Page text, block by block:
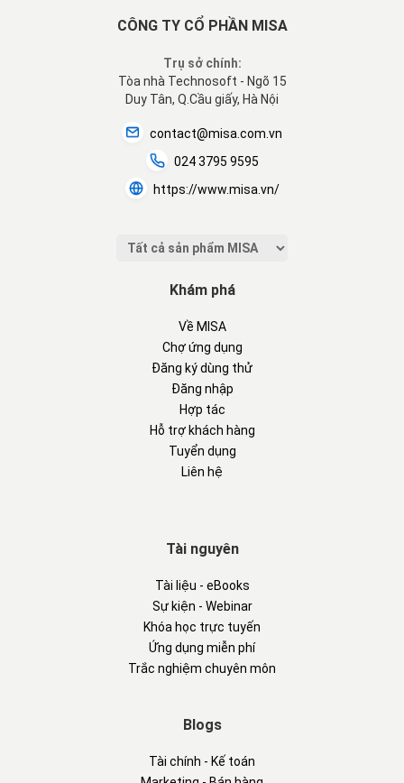
CÔNG TY CỔ PHẦN MISA
Trụ sở chính:
Tòa nhà Technosoft - Ngõ 15
Duy Tân, Q.Cầu giấy, Hà Nội
contact@misa.com.vn
024 3795 9595
https://www.misa.vn/
Khám phá
Về MISA
Chợ ứng dụng
Đăng ký dùng thử
Đăng nhập
Hợp tác
Hỗ trợ khách hàng
Tuyển dụng
Liên hệ
Tài nguyên
Tài liệu - eBooks
Sự kiện - Webinar
Khóa học trực tuyến
Ứng dụng miễn phí
Trắc nghiệm chuyên môn
Blogs
Tài chính - Kế toán